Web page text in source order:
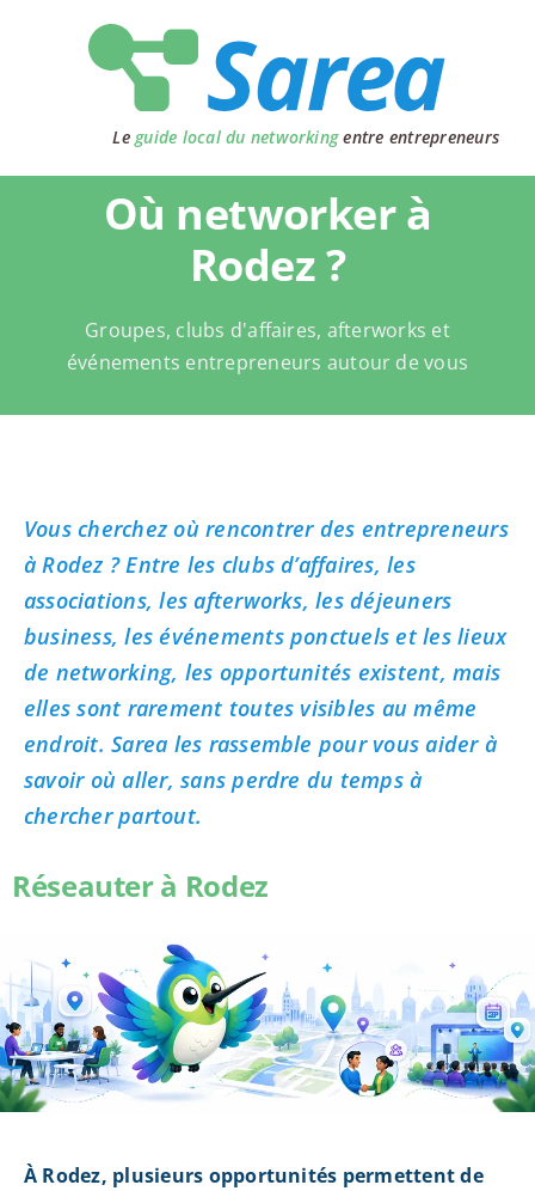
Le guide local du networkingentre entrepreneurs
Où networker à
Rodez ?
Groupes, clubs d'affaires, afterworks et
événements entrepreneurs autour de vous
Vous cherchez où rencontrer des entrepreneurs
à Rodez ? Entre les clubs d’affaires, les
associations, les afterworks, les déjeuners
business, les événements ponctuels et les lieux
de networking, les opportunités existent, mais
elles sont rarement toutes visibles au même
endroit. Sarea les rassemble pour vous aider à
savoir où aller, sans perdre du temps à
chercher partout.
Réseauter à Rodez
À Rodez, plusieurs opportunités permettent de